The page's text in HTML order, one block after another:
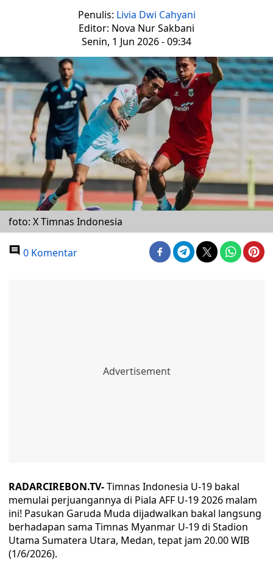
Penulis: Livia Dwi Cahyani
Editor: Nova Nur Sakbani
Senin, 1 Jun 2026 - 09:34
foto: X Timnas Indonesia
0 Komentar
RADARCIREBON.TV-Timnas Indonesia U-19 bakal
memulai perjuangannya di Piala AFF U-19 2026 malam
ini! Pasukan Garuda Muda dijadwalkan bakal langsung
berhadapan sama Timnas Myanmar U-19 di Stadion
Utama Sumatera Utara, Medan, tepat jam 20.00 WIB
(1/6/2026).